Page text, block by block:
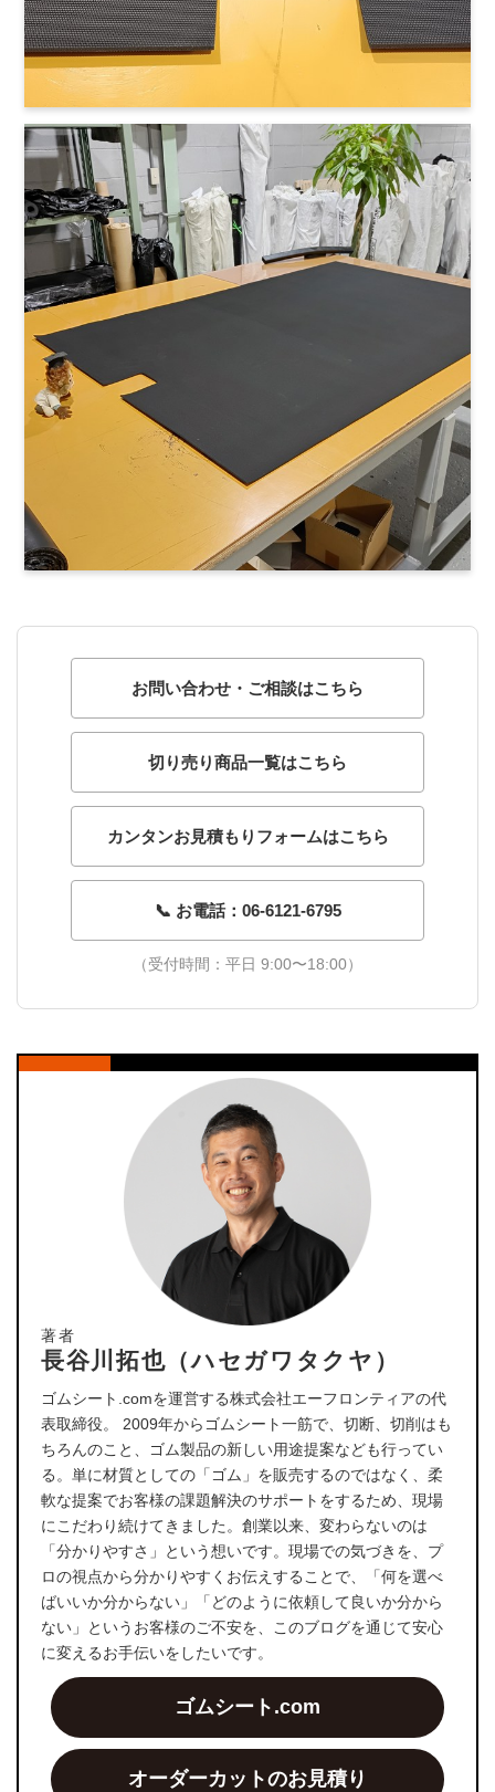
お問い合わせ・ご相談はこちら
切り売り商品一覧はこちら
カンタンお見積もりフォームはこちら
📞 お電話：06-6121-6795
（受付時間：平日 9:00〜18:00）
著者
長谷川拓也（ハセガワタクヤ）
ゴムシート.comを運営する株式会社エーフロンティアの代
表取締役。 2009年からゴムシート一筋で、切断、切削はも
ちろんのこと、ゴム製品の新しい用途提案なども行ってい
る。単に材質としての「ゴム」を販売するのではなく、柔
軟な提案でお客様の課題解決のサポートをするため、現場
にこだわり続けてきました。創業以来、変わらないのは
「分かりやすさ」という想いです。現場での気づきを、プ
ロの視点から分かりやすくお伝えすることで、「何を選べ
ばいいか分からない」「どのように依頼して良いか分から
ない」というお客様のご不安を、このブログを通じて安心
に変えるお手伝いをしたいです。
ゴムシート.com
オーダーカットのお見積り